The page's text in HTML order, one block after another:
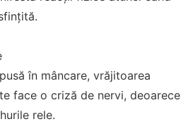
în mâncare, vrăjitoarea
face o criză de nervi, deoarece
rele.